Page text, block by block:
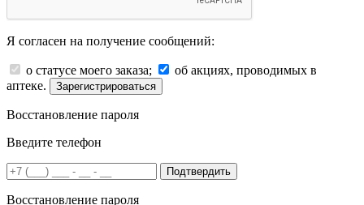
Я согласен на получение сообщений:
о статусе моего заказа;
об акциях, проводимых в
аптеке.
Зарегистрироваться
Восстановление пароля
Введите телефон
Подтвердить
Восстановление пароля